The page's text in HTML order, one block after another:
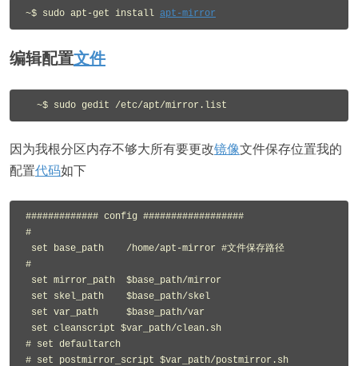
~$ sudo apt-get install apt-mirror
编辑配置文件
因为我根分区内存不够大所有要更改镜像文件保存位置我的
配置代码如下
############# config ##################
#
set base_path    /home/apt-mirror #文件保存路径
#
set mirror_path  $base_path/mirror
set skel_path    $base_path/skel
set var_path     $base_path/var
set cleanscript $var_path/clean.sh
# set defaultarch
# set postmirror_script $var_path/postmirror.sh